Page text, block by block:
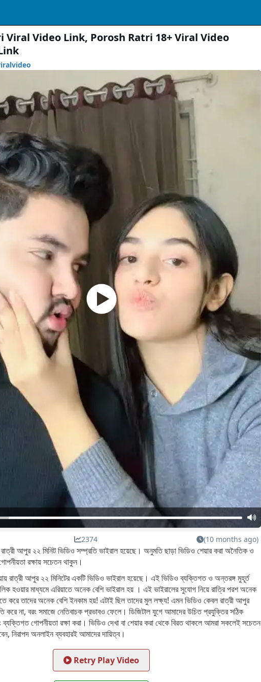
Viral Video Link, Porosh Ratri 18+ Viral Video
2374 (10 months ago)
আপুর ২২ মিনিট ভিডিও সম্প্রতি ভাইরাল হয়েছে। অনুমতি ছাড়া ভিডিও শেয়ার করা অনৈতিক ও
রক্ষায় সচেতন থাকুন।
রাত্রী আপুর ২২ মিনিটের একটি ভিডিও ভাইরাল হয়েছে। এই ভিডিও ব্যক্তিগত ও অন্তরঙ্গ মুহূর্ত
হওয়ার মাধ্যমে এরিয়াতে অনেক বেশি ভাইরাল হয় । এই ভাইরালের সুযোগ নিয়ে রাত্রি পরশ অনেক
করে তাদের অনেক বেশি ইনকাম হয়! এটাই ছিল তাদের মুল লক্ষ্য! এমন ভিডিও কেবল রাত্রী আপুর
করে না, বরং সমাজে নেতিবাচক প্রভাবও ফেলে। ডিজিটাল যুগে আমাদের উচিত প্রযুক্তির সঠিক
ব্যক্তিগত গোপনীয়তা রক্ষা করা। ভিডিও দেখা বা শেয়ার করা থেকে বিরত থাকলে আমরা সকলেই সচেতন
নিরাপদ অনলাইন ব্যবহারই আমাদের দায়িত্ব।
Retry Play Video